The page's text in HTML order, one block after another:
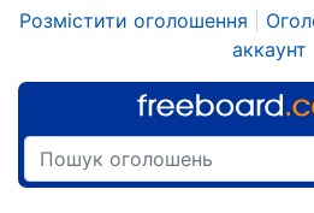
Розмістити оголошення
аккаунт